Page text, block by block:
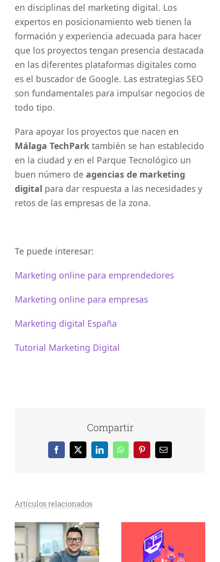
en disciplinas del marketing digital. Los
expertos en posicionamiento web tienen la
formación y experiencia adecuada para hacer
que los proyectos tengan presencia destacada
en las diferentes plataformas digitales como
es el buscador de Google. Las estrategias SEO
son fundamentales para impulsar negocios de
todo tipo.
Para apoyar los proyectos que nacen en
Málaga TechPark también se han establecido
en la ciudad y en el Parque Tecnológico un
buen número de agencias de marketing
digital para dar respuesta a las necesidades y
retos de las empresas de la zona.
Te puede interesar:
Marketing online para emprendedores
Marketing online para empresas
Marketing digital España
Tutorial Marketing Digital
Compartir
Facebook
X LinkedInWhatsAppPinterestCorreo
Artículos relacionados